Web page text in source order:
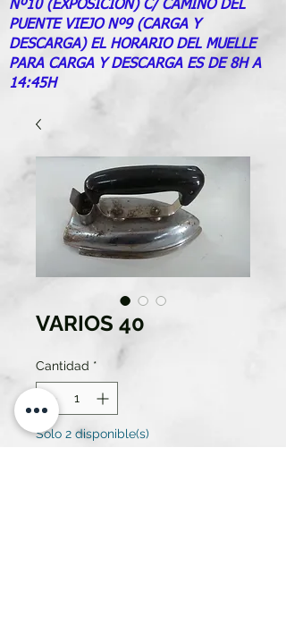
Nº10 (EXPOSICION) C/ CAMINO DEL
PUENTE VIEJO Nº9 (CARGA Y
DESCARGA) EL HORARIO DEL MUELLE
PARA CARGA Y DESCARGA ES DE 8H A
14:45H
VARIOS 40
Cantidad *
Solo 2 disponible(s)